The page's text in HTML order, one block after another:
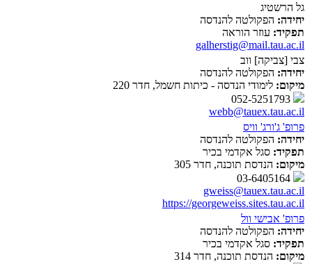
גל הרשטיג
יחידה: הפקולטה להנדסה
תפקיד: עוזר הוראה
galherstig@mail.tau.ac.il
צבי [צביקה] ווב
יחידה: הפקולטה להנדסה
מיקום: לימודי הנדסה - כיתות חשמל, חדר 220
webb@tauex.tau.ac.il
פרופ' ג'ורג' וויס
יחידה: הפקולטה להנדסה
תפקיד: סגל אקדמי בכיר
מיקום: הנדסת תוכנה, חדר 305
gweiss@tauex.tau.ac.il
https://georgeweiss.sites.tau.ac.il
פרופ' אבישי וול
יחידה: הפקולטה להנדסה
תפקיד: סגל אקדמי בכיר
מיקום: הנדסת תוכנה, חדר 314